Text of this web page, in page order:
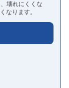
壊れにくくな
なります。